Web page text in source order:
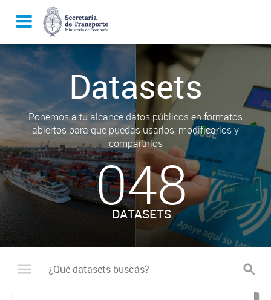
Datasets
Ponemos a tu alcance datos públicos en formatos
abiertos para que puedas usarlos, modificarlos y
compartirlos
048
DATASETS